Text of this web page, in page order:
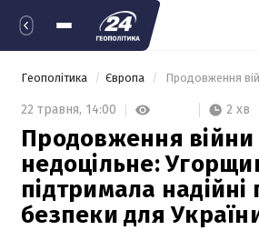
Геополітика Європа
22 травня, 14:00 2 хв
Продовження війни
недоцільне:
підтримала надійні
безпеки для